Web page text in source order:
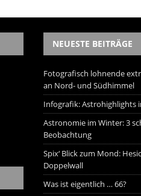
NEUESTE BEITRÄGE
Fotografisch lohnende
an Nord- und Südhimmel
Infografik: Astrohighlights
Astronomie im Winter: 3
Beobachtung
Spix‘ Blick zum Mond:
Doppelwall
Was ist eigentlich … 66?